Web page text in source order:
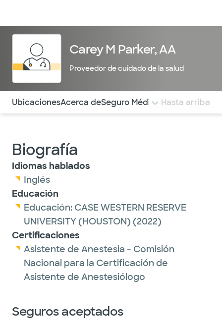
Carey M Parker, AA
Proveedor de cuidado de la salud
Utilice esta navegación para saltar rápidamente a
UbicacionesAcerca deSeguro Médico COMENTARIOS
Hasta arriba
Biografía
Idiomas hablados
Inglés
Educación
Educación: CASE WESTERN RESERVE
UNIVERSITY (HOUSTON) (2022)
Certificaciones
Asistente de Anestesia - Comisión
Nacional para la Certificación de
Asistente de Anestesiólogo
Seguros aceptados